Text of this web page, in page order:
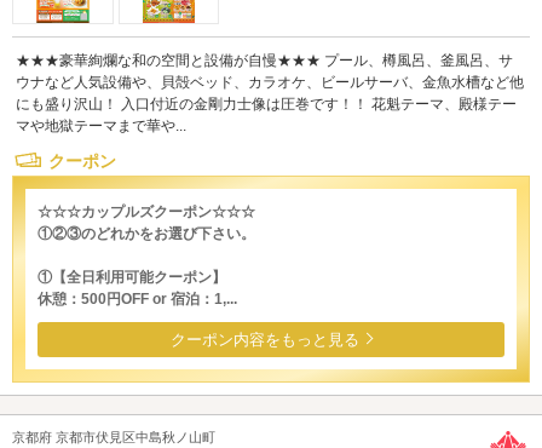
★★★豪華絢爛な和の空間と設備が自慢★★★ プール、樽風呂、釜風呂、サ
ウナなど人気設備や、貝殻ベッド、カラオケ、ビールサーバ、金魚水槽など他
にも盛り沢山！ 入口付近の金剛力士像は圧巻です！！ 花魁テーマ、殿様テー
マや地獄テーマまで華や...
クーポン
☆☆☆カップルズクーポン☆☆☆
①②③のどれかをお選び下さい。
①【全日利用可能クーポン】
休憩：500円OFF or 宿泊：1,...
クーポン内容をもっと見る
京都府 京都市伏見区中島秋ノ山町